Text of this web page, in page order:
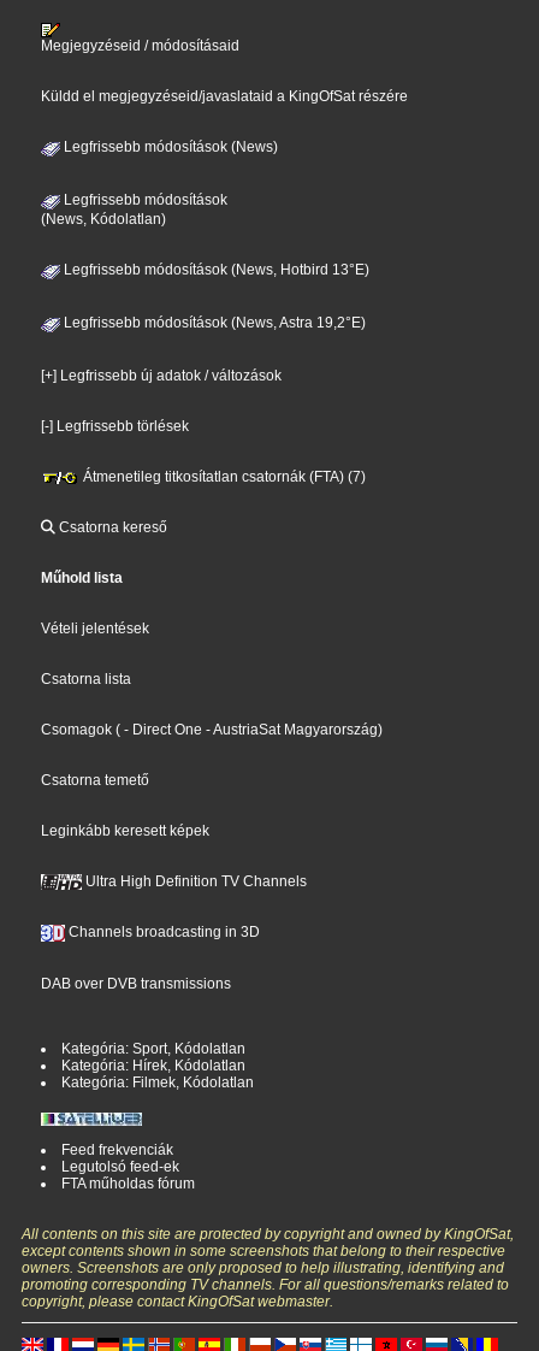
Megjegyzéseid / módosításaid
Küldd el megjegyzéseid/javaslataid a KingOfSat részére
Legfrissebb módosítások (News)
Legfrissebb módosítások
(News, Kódolatlan)
Legfrissebb módosítások (News, Hotbird 13°E)
Legfrissebb módosítások (News, Astra 19,2°E)
[+] Legfrissebb új adatok / változások
[-] Legfrissebb törlések
Átmenetileg titkosítatlan csatornák (FTA) (7)
Csatorna kereső
Műhold lista
Vételi jelentések
Csatorna lista
Csomagok (- Direct One - AustriaSat Magyarország)
Csatorna temető
Leginkább keresett képek
Ultra High Definition TV Channels
Channels broadcasting in 3D
DAB over DVB transmissions
Kategória: Sport, Kódolatlan
Kategória: Hírek, Kódolatlan
Kategória: Filmek, Kódolatlan
Feed frekvenciák
Legutolsó feed-ek
FTA műholdas fórum
All contents on this site are protected by copyright and owned by KingOfSat,
except contents shown in some screenshots that belong to their respective
owners. Screenshots are only proposed to help illustrating, identifying and
promoting corresponding TV channels. For all questions/remarks related to
copyright, please contact KingOfSat webmaster.